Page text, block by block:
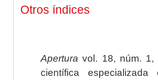
Otros índices
Apertura vol. 18, núm. 1,
científica